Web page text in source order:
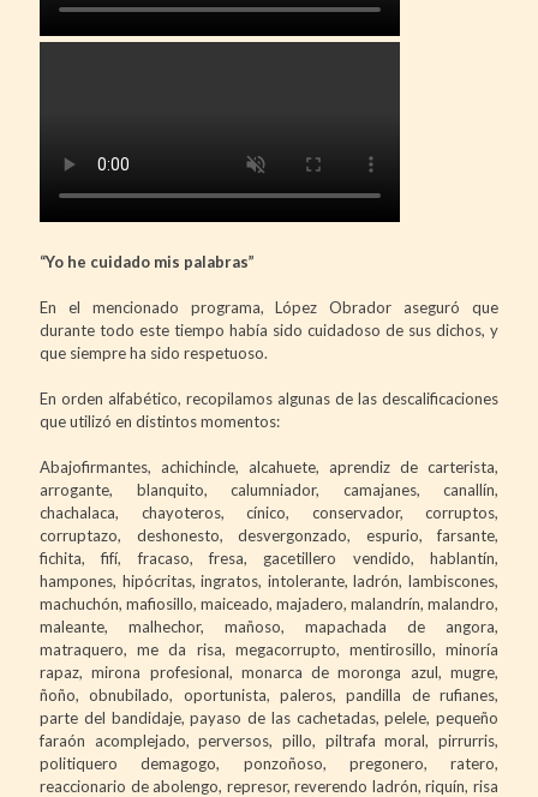
“Yo he cuidado mis palabras”
En el mencionado programa, López Obrador aseguró que
durante todo este tiempo había sido cuidadoso de sus dichos, y
que siempre ha sido respetuoso.
En orden alfabético, recopilamos algunas de las descalificaciones
que utilizó en distintos momentos:
Abajofirmantes, achichincle, alcahuete, aprendiz de carterista,
arrogante, blanquito, calumniador, camajanes, canallín,
chachalaca, chayoteros, cínico, conservador, corruptos,
corruptazo, deshonesto, desvergonzado, espurio, farsante,
fichita, fifí, fracaso, fresa, gacetillero vendido, hablantín,
hampones, hipócritas, ingratos, intolerante, ladrón, lambiscones,
machuchón, mafiosillo, maiceado, majadero, malandrín, malandro,
maleante, malhechor, mañoso, mapachada de angora,
matraquero, me da risa, megacorrupto, mentirosillo, minoría
rapaz, mirona profesional, monarca de moronga azul, mugre,
ñoño, obnubilado, oportunista, paleros, pandilla de rufianes,
parte del bandidaje, payaso de las cachetadas, pelele, pequeño
faraón acomplejado, perversos, pillo, piltrafa moral, pirrurris,
politiquero demagogo, ponzoñoso, pregonero, ratero,
reaccionario de abolengo, represor, reverendo ladrón, riquín, risa